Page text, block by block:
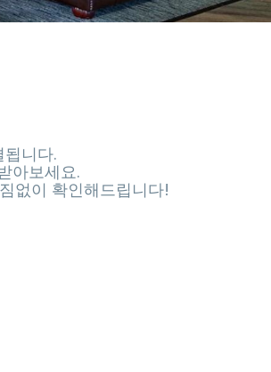
니다.
아보세요.
없이 확인해드립니다!